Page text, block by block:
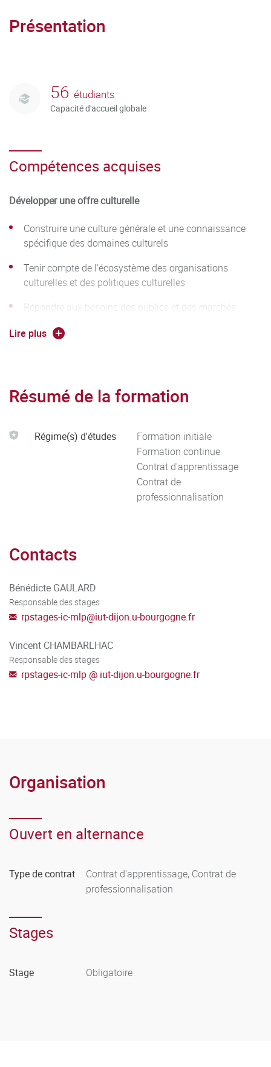
Présentation
56 étudiants
Capacité d'accueil globale
Compétences acquises
Développer une offre culturelle
Construire une culture générale et une connaissance
spécifique des domaines culturels
Tenir compte de l’écosystème des organisations
culturelles et des politiques culturelles
Répondre aux besoins des publics et des marchés
Intégrer les singularités des territoires et des stratégies
ou de vente
des clients
Réaliser une stratégie de communication adaptée
Mettre en œuvre des services, des animations ou une
Respecter les logiques et les valeurs inhérentes aux
métiers du livre et du patrimoine
Mobiliser des ressources financières et humaines
Structurer et animer un réseau professionnel
administratives et légales
Lire plus
Résumé de la formation
Régime(s) d'études
Formation initiale
Formation continue
Contrat d'apprentissage
Contrat de
professionnalisation
Contacts
Bénédicte GAULARD
Responsable des stages
rpstages-ic-mlp@iut-dijon.u-bourgogne.fr
Vincent CHAMBARLHAC
Responsable des stages
rpstages-ic-mlp @ iut-dijon.u-bourgogne.fr
Organisation
Ouvert en alternance
Type de contrat
Contrat d'apprentissage, Contrat de
professionnalisation
Stages
Stage Obligatoire